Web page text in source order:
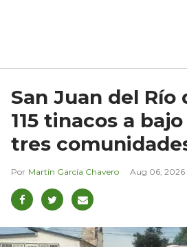
San Juan del
115 tinacos a
tres
Martín García Chavero Aug 06, 2026